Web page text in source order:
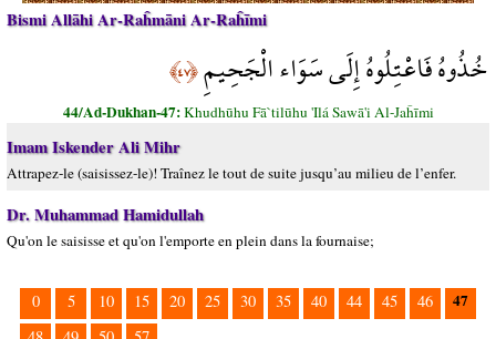
Bismi Allāhi Ar-Raĥmāni Ar-Raĥīmi
خُذُوهُ فَاعْتِلُوهُ إِلَى سَوَاء الْجَحِيمِ﴿٤٧﴾
44/Ad-Dukhan-47:Khudhūhu Fā`tilūhu 'Ilá Sawā'i Al-Jaĥīmi
Imam Iskender Ali Mihr
Attrapez-le (saisissez-le)! Traînez le tout de suite jusqu’au milieu de l’enfer.
Dr. Muhammad Hamidullah
Qu'on le saisisse et qu'on l'emporte en plein dans la fournaise;
0 5 10 15 20 25 30 35 40 44 45 46 47